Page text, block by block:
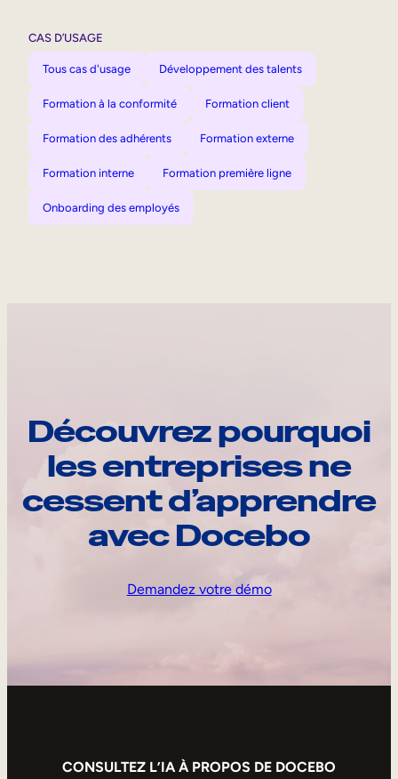
CAS D’USAGE
Tous cas d'usage Développement des talents
Formation à la conformité Formation client
Formation des adhérents Formation externe
Formation interne Formation première ligne
Onboarding des employés
Découvrez pourquoi
les entreprises ne
cessent d’apprendre
avec Docebo
Demandez votre démo
CONSULTEZ L’IA À PROPOS DE DOCEBO